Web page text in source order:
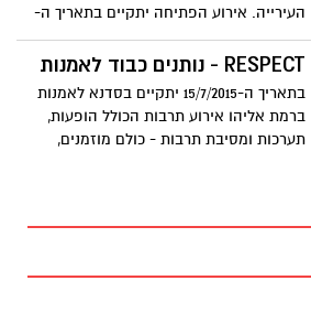
העירייה. אירוע הפתיחה יתקיים בתאריך ה-
6/7/2015 בשעה 19:30 - כולם מוזמנים.
RESPECT - נותנים כבוד לאמנות
בתאריך ה-15/7/2015 יתקיים בסדנא לאמנות
ברמת אליהו אירוע תרבות הכולל הופעות,
תערכות ומסיבת תרבות - כולם מוזמנים,